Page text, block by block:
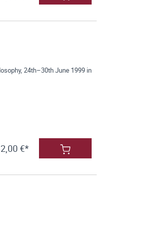
24th–30th June 1999 in
€*